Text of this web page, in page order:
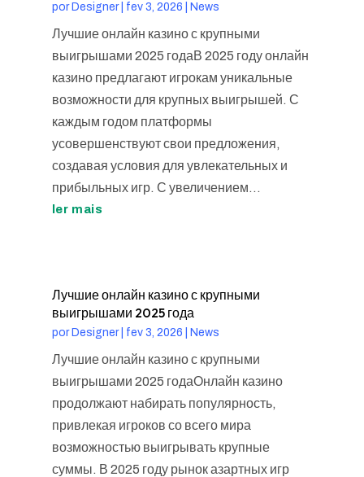
por Designer| fev 3, 2026 News
Лучшие онлайн казино с крупными
выигрышами 2025 годаВ 2025 году онлайн
казино предлагают игрокам уникальные
возможности для крупных выигрышей. С
каждым годом платформы
усовершенствуют свои предложения,
создавая условия для увлекательных и
прибыльных игр. С увеличением...
ler mais
Лучшие онлайн казино с крупными
выигрышами 2025 года
porDesigner| fev 3, 2026 News
Лучшие онлайн казино с крупными
выигрышами 2025 годаОнлайн казино
продолжают набирать популярность,
привлекая игроков со всего мира
возможностью выигрывать крупные
суммы. В 2025 году рынок азартных игр